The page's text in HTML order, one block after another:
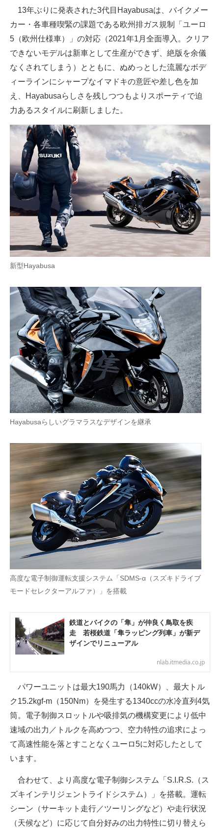
13年ぶりに発表された3代目Hayabusaは、バイクメー
カー・各車種喫緊の課題である欧州排ガス規制「ユーロ
5（欧州仕様車）」の対応（2021年1月全面導入。クリア
できないモデルは新車として生産ができず、絶版を余儀
なくされてしまう）とともに、ぬめっとした流麗なボデ
ィーラインにシャープなイマドキの意匠や差し色を加
え、Hayabusaらしさを残しつつもよりスポーティで迫
力あるスタイルに刷新しました。
新型Hayabusa
Hayabusaらしいグラマラスなデザインを継承
高度な電子制御運転支援システム「SDMS-α（スズキドライブ
モードセレクターアルファ）」を搭載
鉄道とバイクの「隼」が仲良く鳥取を疾
走 若桜鉄道「隼ラッピング列車」が新デ
ザインでリニューアル
nlab.itmedia.co.jp
パワーユニットは最大190馬力（140kW）、最大トル
ク15.2kgf-m（150Nm）を発生する1340ccの水冷直列4気
筒。電子制御スロットルや吸排気の機構変更により低中
速域の出力／トルクを高めつつ、空力特性の追求によっ
て高速性能を落とすことなくユーロ5に対応したとして
います。
合わせて、より高度な電子制御システム「S.I.R.S.（ス
ズキインテリジェントライドシステム）」を搭載。運転
シーン（サーキット走行／ツーリングなど）や走行状況
（天候など）に応じて自分好みの出力特性に切り替えら